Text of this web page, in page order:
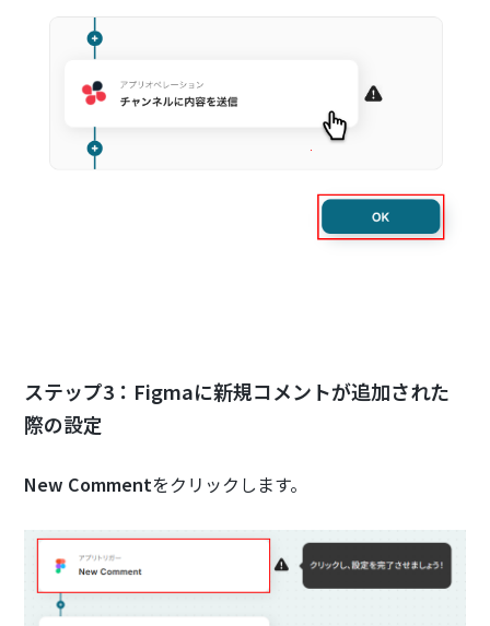
ステップ3：Figmaに新規コメントが追加された
際の設定
New Commentをクリックします。